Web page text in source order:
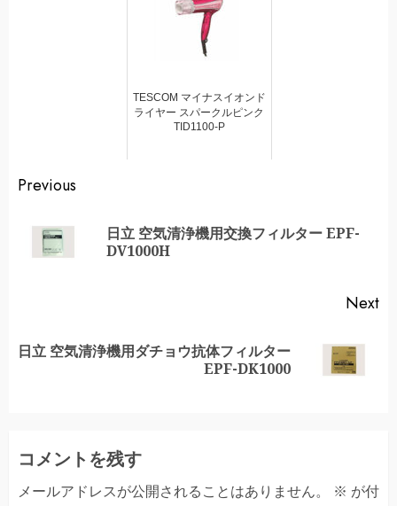
TESCOM マイナスイオンド
ライヤー スパークルピンク
TID1100-P
Continue
Reading
Previous
日立 空気清浄機用交換フィルター EPF-
DV1000H
Next
Next
日立 空気清浄機用ダチョウ抗体フィルター
EPF-DK1000
コメントを残す
メールアドレスが公開されることはありません。 ※ が付